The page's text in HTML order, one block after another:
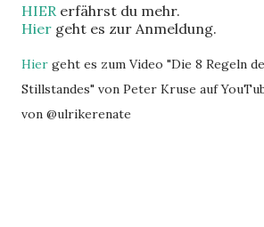
HIER erfährst du mehr.
Hier geht es zur Anmeldung.
Hier geht es zum Video "Die 8 Regeln
Stillstandes" von Peter Kruse auf
von @ulrikerenate